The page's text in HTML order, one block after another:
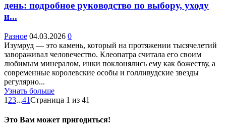
день: подробное руководство по выбору, уходу
и...
Разное 04.03.2026 0
Изумруд — это камень, который на протяжении тысячелетий
завораживал человечество. Клеопатра считала его своим
любимым минералом, инки поклонялись ему как божеству, а
современные королевские особы и голливудские звезды
регулярно...
Узнать больше
1 23...41Страница 1 из 41
Это Вам может пригодиться!